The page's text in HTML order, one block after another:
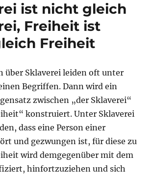
ist nicht gleich
Freiheit ist
Freiheit
über Sklaverei leiden oft unter
Begriffen. Dann wird ein
zwischen „der Sklaverei“
konstruiert. Unter Sklaverei
dass eine Person einer
und gezwungen ist, für diese zu
wird demgegenüber mit dem
hinfortzuziehen und sich